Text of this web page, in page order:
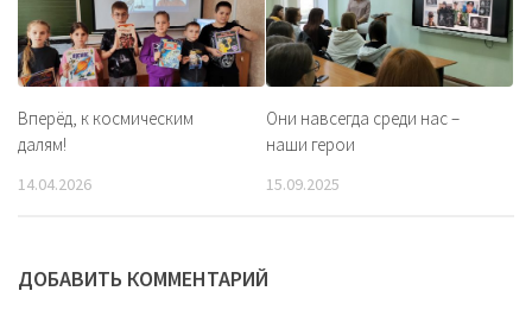
Вперёд, к космическим
далям!
14.04.2026
Они навсегда среди нас –
наши герои
15.09.2025
ДОБАВИТЬ КОММЕНТАРИЙ